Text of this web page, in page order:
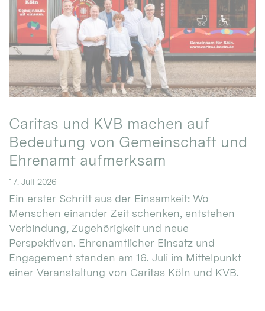
Caritas und KVB machen auf
Bedeutung von Gemeinschaft und
Ehrenamt aufmerksam
17. Juli 2026
Ein erster Schritt aus der Einsamkeit: Wo
Menschen einander Zeit schenken, entstehen
Verbindung, Zugehörigkeit und neue
Perspektiven. Ehrenamtlicher Einsatz und
Engagement standen am 16. Juli im Mittelpunkt
einer Veranstaltung von Caritas Köln und KVB.